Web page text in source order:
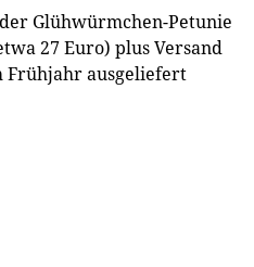
Glühwürmchen-Petunie
27 Euro) plus Versand
Frühjahr ausgeliefert